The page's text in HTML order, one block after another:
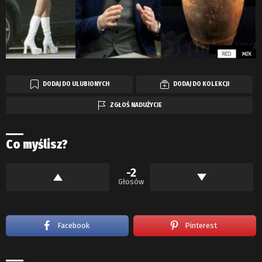
DODAJ DO ULUBIONYCH DODAJ DO KOLEKCJI
ZGŁOŚ NADUŻYCIE
Co myślisz?
-2
Głosów
Facebook Pinterest